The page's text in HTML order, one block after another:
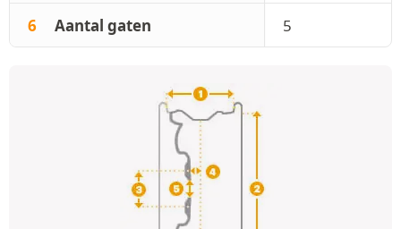
6 Aantal gaten 5